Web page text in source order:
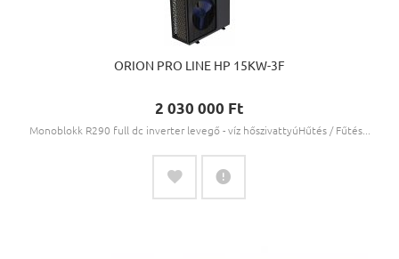
ORION PRO LINE HP 15KW-3F
2 030 000 Ft‎
Monoblokk R290 full dc inverter levegő - víz hőszivattyúHűtés / Fűtés...